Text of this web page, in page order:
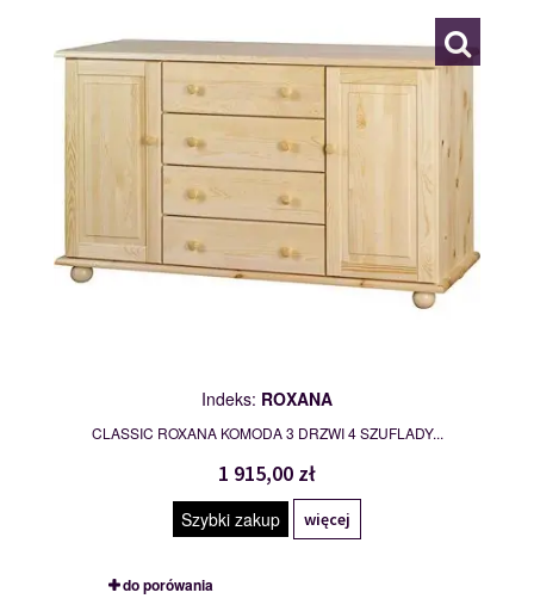
Indeks: ROXANA
CLASSIC ROXANA KOMODA 3 DRZWI 4 SZUFLADY...
1 915,00 zł
Szybki zakup więcej
do porówania